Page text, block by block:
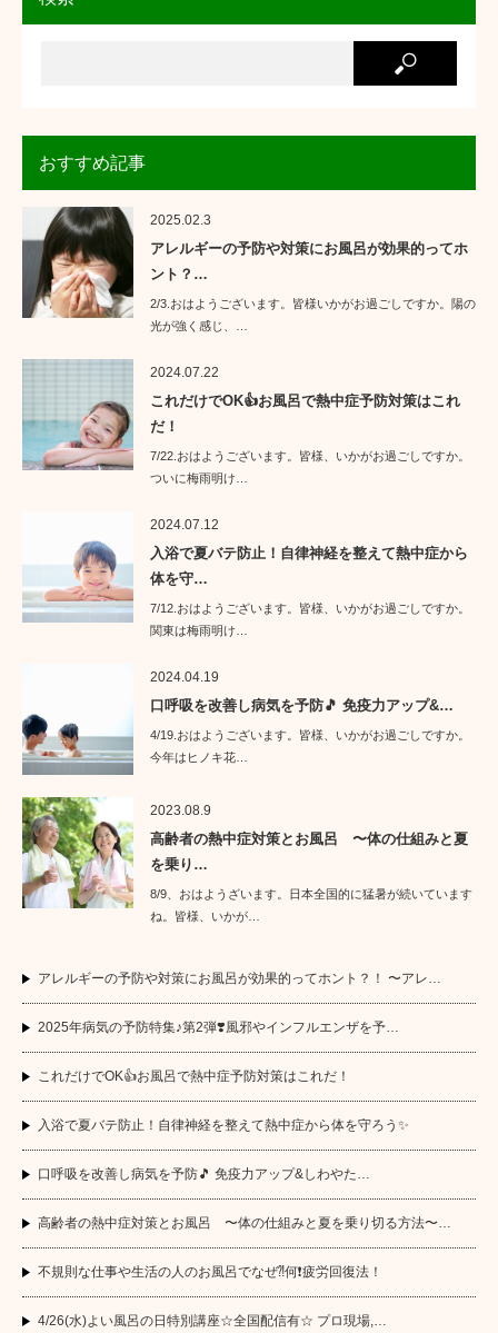
おすすめ記事
2025.02.3
アレルギーの予防や対策にお風呂が効果的ってホ
ント？…
2/3.おはようございます。皆様いかがお過ごしですか。陽の
光が強く感じ、…
2024.07.22
これだけでOK👍お風呂で熱中症予防対策はこれ
だ！
7/22.おはようございます。皆様、いかがお過ごしですか。
ついに梅雨明け…
2024.07.12
入浴で夏バテ防止！自律神経を整えて熱中症から
体を守…
7/12.おはようございます。皆様、いかがお過ごしですか。
関東は梅雨明け…
2024.04.19
口呼吸を改善し病気を予防🎵 免疫力アップ&…
4/19.おはようございます。皆様、いかがお過ごしですか。
今年はヒノキ花…
2023.08.9
高齢者の熱中症対策とお風呂 〜体の仕組みと夏
を乗り…
8/9、おはようざいます。日本全国的に猛暑が続いています
ね。皆様、いかが…
アレルギーの予防や対策にお風呂が効果的ってホント？！ 〜アレ…
2025年病気の予防特集♪第2弾❣️風邪やインフルエンザを予…
これだけでOK👍お風呂で熱中症予防対策はこれだ！
入浴で夏バテ防止！自律神経を整えて熱中症から体を守ろう✨
口呼吸を改善し病気を予防🎵 免疫力アップ&しわやた…
高齢者の熱中症対策とお風呂 〜体の仕組みと夏を乗り切る方法〜…
不規則な仕事や生活の人のお風呂でなぜ⁈何❗️疲労回復法！
4/26(水)よい風呂の日特別講座☆全国配信有☆ プロ現場,…